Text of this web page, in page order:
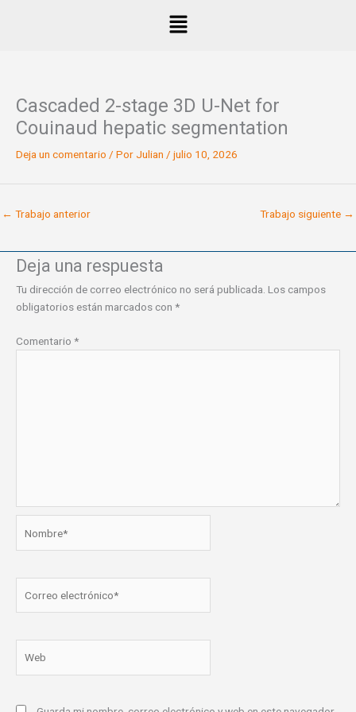
Menú
Cascaded 2-stage 3D U-Net for
Couinaud hepatic segmentation
Deja un comentario / Por Julian / julio 10, 2026
← Trabajo anterior Trabajo siguiente →
Deja una respuesta
Tu dirección de correo electrónico no será publicada. Los campos
obligatorios están marcados con *
Comentario *
electrónico*